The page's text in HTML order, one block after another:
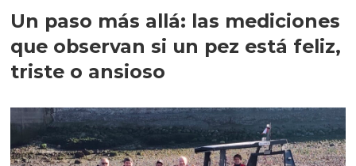
Un paso más allá: las mediciones
que observan si un pez está feliz,
triste o ansioso